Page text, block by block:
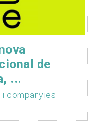
de
...
companyies